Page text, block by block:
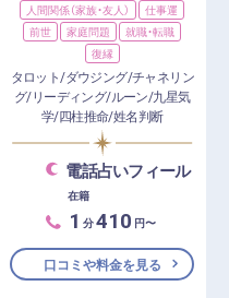
人間関係（家族・友人）
仕事運
前世
家庭問題
就職・転職
復縁
タロット/ダウジング/チャネリン
グ/リーディング/ルーン/九星気
学/四柱推命/姓名判断
電話占いフィール
在籍
1 分410 円〜
口コミや料金を見る